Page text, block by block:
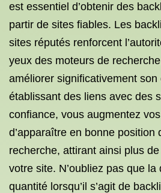
est essentiel d’obtenir des
partir de sites fiables. Les
sites réputés renforcent
yeux des moteurs de
améliorer significativement son
établissant des liens avec des
confiance, vous augmentez
d’apparaître en bonne position
recherche, attirant ainsi plus
votre site. N’oubliez pas que
quantité lorsqu’il s’agit de